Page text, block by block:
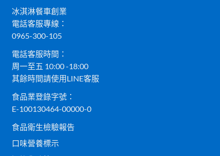
冰淇淋餐車創業
電話客服專線：
0965-300-105
電話客服時間：
周一至五 10:00 -18:00
其餘時間請使用LINE客服
食品業登錄字號：
E-100130464-00000-0
食品衛生檢驗報告
口味營養標示